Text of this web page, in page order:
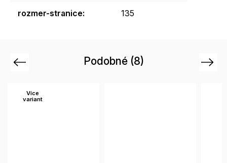
rozmer-stranice: 135
Podobné (8)
Previous
Více
variant
Next